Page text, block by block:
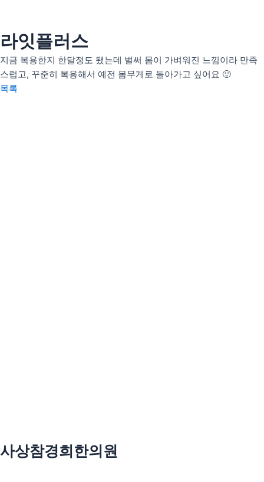
츠
로
건
너
뛰
인사말
의료인 소개
안티트러블
펄화이트
라잇플러스
지금 복용한지 한달정도 됐는데 벌써 몸이 가벼워진 느낌이라 만족
스럽고, 꾸준히 복용해서 예전 몸무게로 돌아가고 싶어요 🙂
목록
사상참경희한의원